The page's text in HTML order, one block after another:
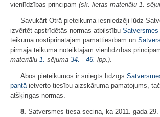
vienlīdzības principam (sk. lietas materiālu 1.
Savukārt Otrā pieteikuma iesniedzēji lūdz
izvērtēt apstrīdētās normas atbilstību Satversmes
teikumā nostiprinātajām pamattiesībām un
pirmajā teikumā noteiktajam vienlīdzības
materiālu 1. sējuma 34. - 46. lpp.).
Abos pieteikumos ir sniegts līdzīgs
pantāietverto tiesību aizskāruma pamatojums,
atšķirīgas normas.
8. Satversmes tiesa secina, ka 2011. gada